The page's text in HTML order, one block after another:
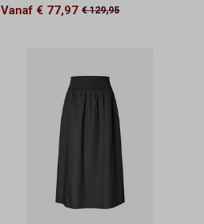
Vanaf € 77,97 € 129,95